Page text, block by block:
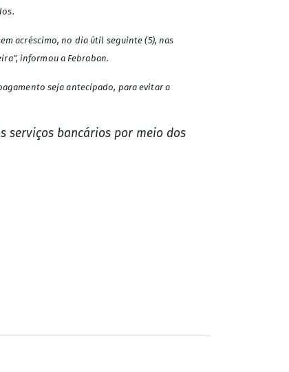
acréscimo, no dia útil seguinte (5), nas
informou a Febraban.
seja antecipado, para evitar a
serviços bancários por meio dos